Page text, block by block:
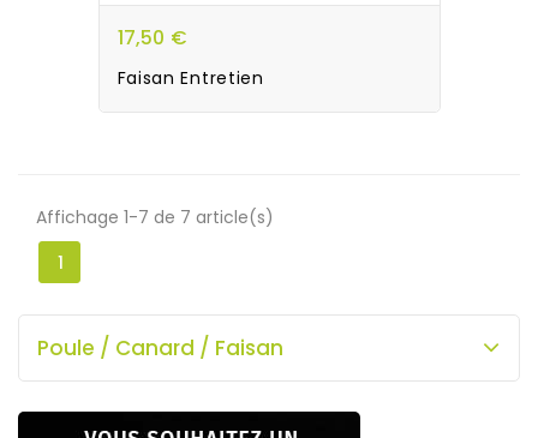
17,50 €
Faisan Entretien
Affichage 1-7 de 7 article(s)
1
Poule / Canard / Faisan